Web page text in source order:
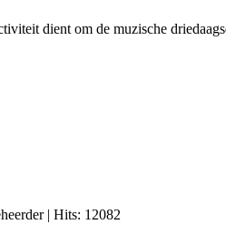
dient om de muzische
| Hits: 12082